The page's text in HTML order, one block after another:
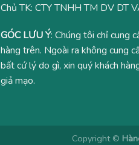
Chủ TK: CTY TNHH TM DV DT
GÓC LƯU Ý: Chúng tôi chỉ cung
hàng trên. Ngoài ra không cung
bất cứ lý do gì, xin quý khách
giả mạo.
Copyright ©